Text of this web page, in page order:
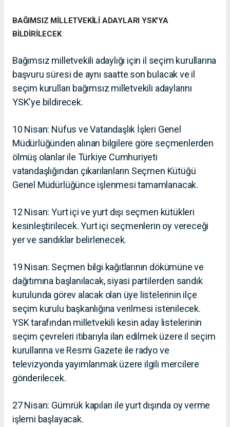
BAĞIMSIZ MİLLETVEKİLİ ADAYLARI YSK'YA
BİLDİRİLECEK
Bağımsız milletvekili adaylığı için il seçim kurullarına
başvuru süresi de aynı saatte son bulacak ve il
seçim kurulları bağımsız milletvekili adaylarını
YSK'ye bildirecek.
10 Nisan: Nüfus ve Vatandaşlık İşleri Genel
Müdürlüğünden alınan bilgilere göre seçmenlerden
ölmüş olanlar ile Türkiye Cumhuriyeti
vatandaşlığından çıkarılanların Seçmen Kütüğü
Genel Müdürlüğünce işlenmesi tamamlanacak.
12 Nisan: Yurt içi ve yurt dışı seçmen kütükleri
kesinleştirilecek. Yurt içi seçmenlerin oy vereceği
yer ve sandıklar belirlenecek.
19 Nisan: Seçmen bilgi kağıtlarının dökümüne ve
dağıtımına başlanılacak, siyasi partilerden sandık
kurulunda görev alacak olan üye listelerinin ilçe
seçim kurulu başkanlığına verilmesi istenilecek.
YSK tarafından milletvekili kesin aday listelerinin
seçim çevreleri itibarıyla ilan edilmek üzere il seçim
kurullarına ve Resmi Gazete ile radyo ve
televizyonda yayımlanmak üzere ilgili mercilere
gönderilecek.
27 Nisan: Gümrük kapıları ile yurt dışında oy verme
işlemi başlayacak.